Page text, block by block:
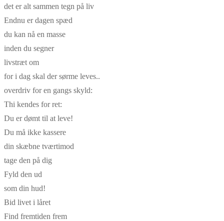
det er alt sammen tegn på liv
Endnu er dagen spæd
du kan nå en masse
inden du segner
livstræt om
for i dag skal der sørme leves..
overdriv for en gangs skyld:
Thi kendes for ret:
Du er dømt til at leve!
Du må ikke kassere
din skæbne tværtimod
tage den på dig
Fyld den ud
som din hud!
Bid livet i låret
Find fremtiden frem